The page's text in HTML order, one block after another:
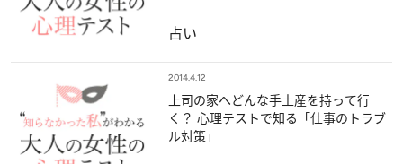
占い
2014.4.12
上司の家へどんな手土産を持って行
く？ 心理テストで知る「仕事のトラブ
ル対策」